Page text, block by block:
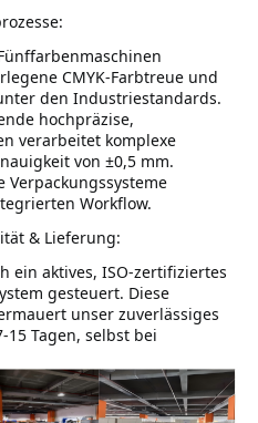
CMYK-Farbtreue und
den Industriestandards.
hochpräzise,
verarbeitet komplexe
von ±0,5 mm.
Workflow.
& Lieferung:
ein aktives, ISO-zertifiziertes
gesteuert. Diese
unser zuverlässiges
15 Tagen, selbst bei